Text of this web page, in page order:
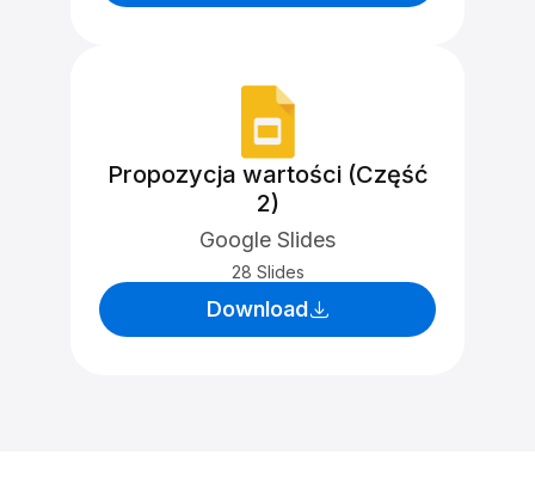
Propozycja wartości (Część
2)
Google Slides
28 Slides
Download